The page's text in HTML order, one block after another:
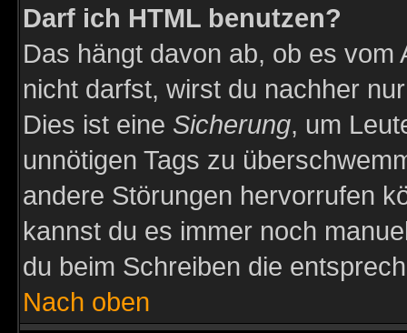
Darf ich HTML benutzen?
Das hängt davon ab, ob es
nicht darfst, wirst du nachher
Dies ist eine Sicherung, um
unnötigen Tags zu
andere Störungen hervorrufen
kannst du es immer noch
du beim Schreiben die
Nach oben